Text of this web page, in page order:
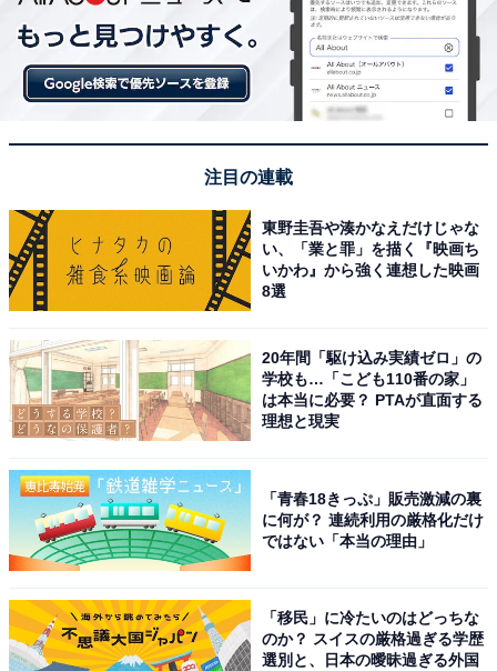
注目の連載
東野圭吾や湊かなえだけじゃな
い、「業と罪」を描く『映画ち
いかわ』から強く連想した映画
8選
20年間「駆け込み実績ゼロ」の
学校も…「こども110番の家」
は本当に必要？ PTAが直面する
理想と現実
「青春18きっぷ」販売激減の裏
に何が？ 連続利用の厳格化だけ
ではない「本当の理由」
「移民」に冷たいのはどっちな
のか？ スイスの厳格過ぎる学歴
選別と、日本の曖昧過ぎる外国